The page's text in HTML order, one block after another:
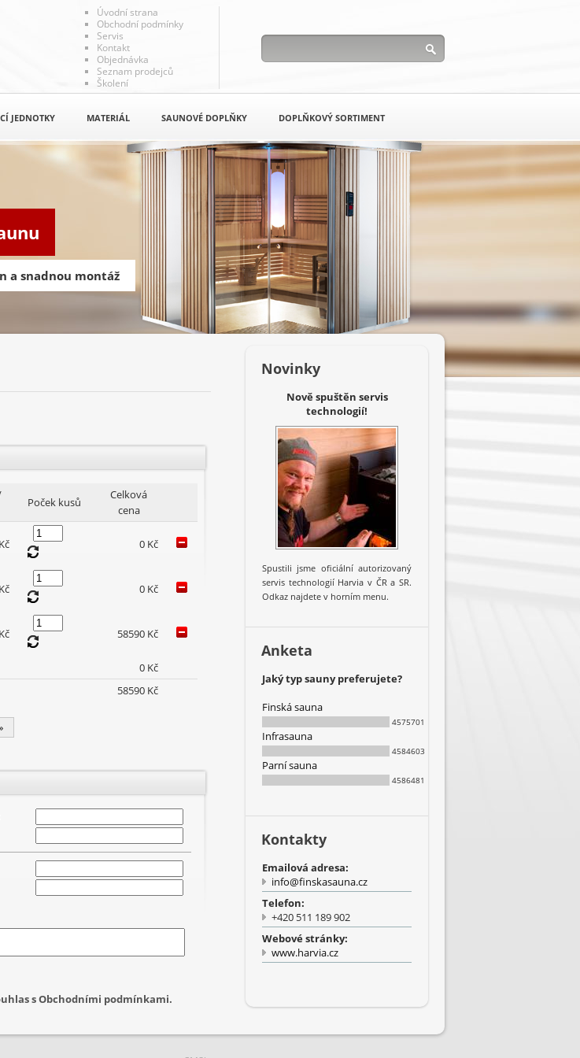
a snadnou montáž
Úvodní strana
Obchodní podmínky
Servis
Kontakt
Objednávka
Seznam prodejců
Školení
JEDNOTKY MATERIÁL SAUNOVÉ DOPLŇKY DOPLŇKOVÝ SORTIMENT
Poček kusů
Celková
cena
0 Kč
0 Kč
58590 Kč
0 Kč
58590 Kč
s Obchodními podmínkami.
Novinky
Nově spuštěn servis
technologií!
Spustili jsme oficiální autorizovaný
servis technologií Harvia v ČR a SR.
Odkaz najdete v horním menu.
Anketa
Jaký typ sauny preferujete?
Finská sauna
4575701
Infrasauna
4584603
Parní sauna
4586481
Kontakty
Emailová adresa:
info@finskasauna.cz
Telefon:
+420 511 189 902
Webové stránky:
www.harvia.cz